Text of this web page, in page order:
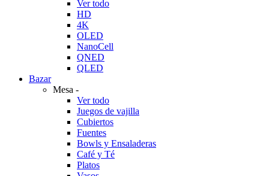
Ver todo
HD
4K
OLED
NanoCell
QNED
QLED
Bazar
Mesa -
Ver todo
Juegos de vajilla
Cubiertos
Fuentes
Bowls y Ensaladeras
Café y Té
Platos